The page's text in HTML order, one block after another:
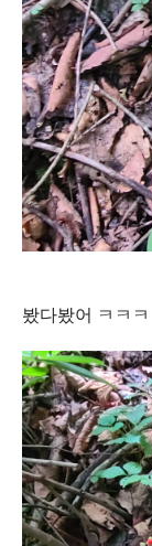
봤다봤어 ㅋㅋㅋ